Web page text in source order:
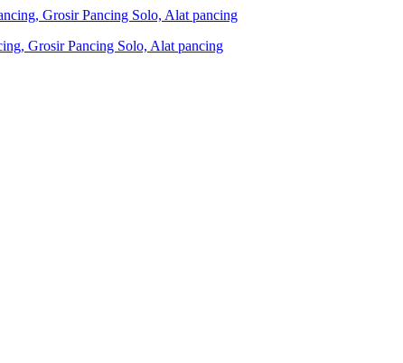
Grosir Pancing Solo, Alat pancing